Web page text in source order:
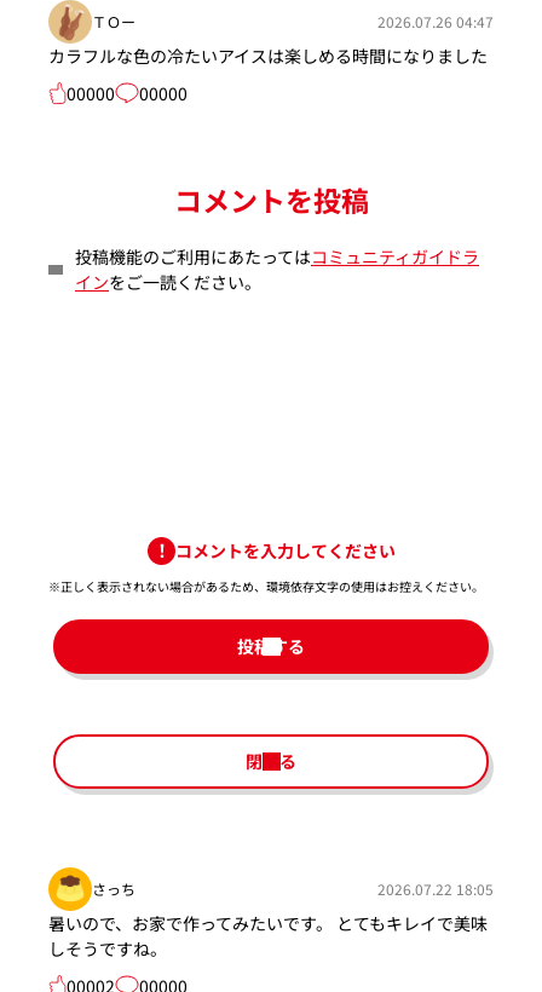
ＴＯー 2026.07.26 04:47
カラフルな色の冷たいアイスは楽しめる時間になりました
00000
00000
コメントを投稿
投稿機能のご利用にあたってはコミュニティガイドラ
インをご一読ください。
コメントを入力してください
※正しく表示されない場合があるため、環境依存文字の使用はお控えください。​
投稿する
閉じる
さっち 2026.07.22 18:05
暑いので、お家で作ってみたいです。 とてもキレイで美味
しそうですね。
00002
00000